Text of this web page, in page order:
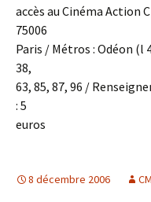
accès au Cinéma Action
75006
Paris / Métros : Odéon (l
38,
63, 85, 87, 96 /
: 5
euros
8 décembre 2006 CM